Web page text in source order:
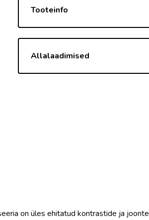
Tooteinfo
Allalaadimised
on üles ehitatud kontrastide ja joonte